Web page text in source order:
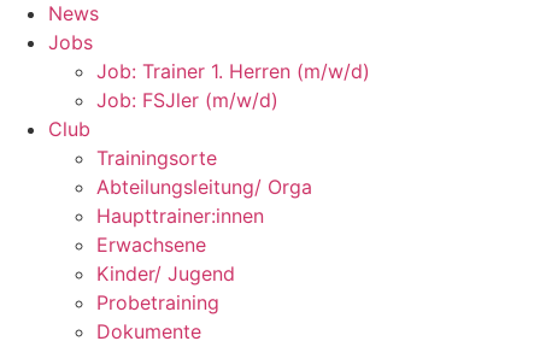
News
Jobs
Job: Trainer 1. Herren (m/w/d)
Job: FSJler (m/w/d)
Club
Trainingsorte
Abteilungsleitung/ Orga
Haupttrainer:innen
Erwachsene
Kinder/ Jugend
Probetraining
Dokumente